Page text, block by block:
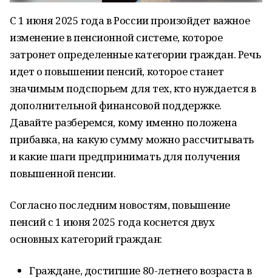
С 1 июня 2025 года в России произойдет важное
изменение в пенсионной системе, которое
затронет определенные категории граждан. Речь
идет о повышении пенсий, которое станет
значимым подспорьем для тех, кто нуждается в
дополнительной финансовой поддержке.
Давайте разберемся, кому именно положена
прибавка, на какую сумму можно рассчитывать
и какие шаги предпринимать для получения
повышенной пенсии.
Согласно последним новостям, повышение
пенсий с 1 июня 2025 года коснется двух
основных категорий граждан:
Граждане, достигшие 80-летнего возраста в